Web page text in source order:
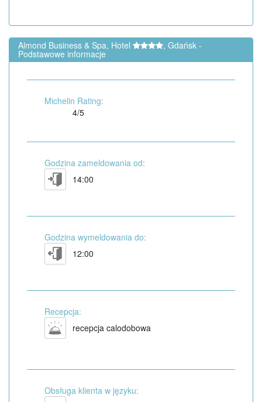
Almond Business & Spa, Hotel , Gdańsk -
Podstawowe informacje
Michelin Rating:
4/5
Godzina zameldowania od:
14:00
Godzina wymeldowania do:
12:00
Recepcja:
recepcja calodobowa
Obsługa klienta w języku: